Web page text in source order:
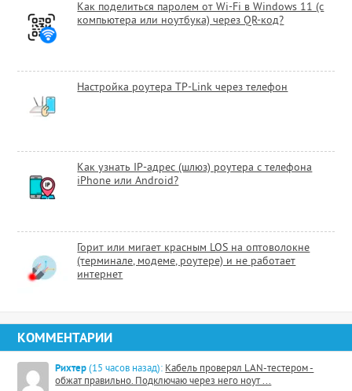
Как поделиться паролем от Wi-Fi в Windows 11 (с
компьютера или ноутбука) через QR-код?
Настройка роутера TP-Link через телефон
Как узнать IP-адрес (шлюз) роутера с телефона
iPhone или Android?
Горит или мигает красным LOS на оптоволокне
(терминале, модеме, роутере) и не работает
интернет
КОММЕНТАРИИ
Рихтер (15 часов назад): Кабель проверял LAN-тестером -
обжат правильно. Подключаю через него ноут ...